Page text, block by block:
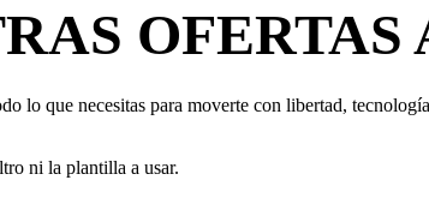
OFERTAS
lo que necesitas para moverte con libertad,
ni la plantilla a usar.